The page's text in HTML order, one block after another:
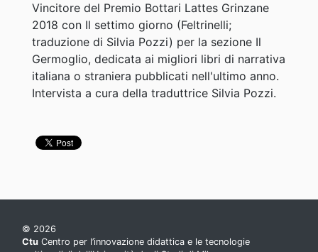
Vincitore del Premio Bottari Lattes Grinzane
2018 con Il settimo giorno (Feltrinelli;
traduzione di Silvia Pozzi) per la sezione Il
Germoglio, dedicata ai migliori libri di narrativa
italiana o straniera pubblicati nell'ultimo anno.
Intervista a cura della traduttrice Silvia Pozzi.
© 2026
Ctu Centro per l’innovazione didattica e le tecnologie